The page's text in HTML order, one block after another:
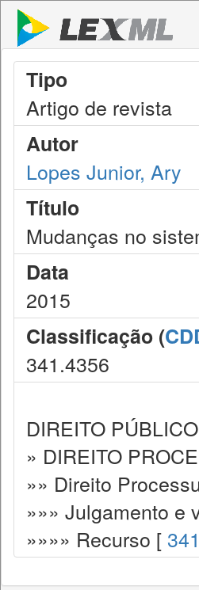
Tipo
Artigo de revista
Autor
Lopes Junior, Ary
Título
Mudanças no
Data
2015
Classificação (
341.4356
DIREITO
» DIREITO
»» Direito
»»» Julgamento e
»»»» Recurso [